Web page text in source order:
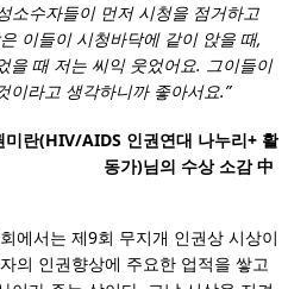
소수자들이 먼저 시청을 점거하고
이들이 시청바닥에 같이 앉을 때,
을 때 저는 씨익 웃었어요. 그이들이
이라고 생각하니까 좋아서요.”
란(HIV/AIDS 인권연대 나누리+ 활
동가)님의 수상 소감 中
에서는 제9회 무지개 인권상 시상이
의 인권향상에 주요한 업적을 쌓고